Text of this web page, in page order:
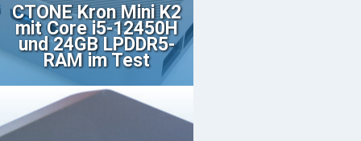
CTONE Kron Mini K2
mit Core i5-12450H
und 24GB LPDDR5-
RAM im Test